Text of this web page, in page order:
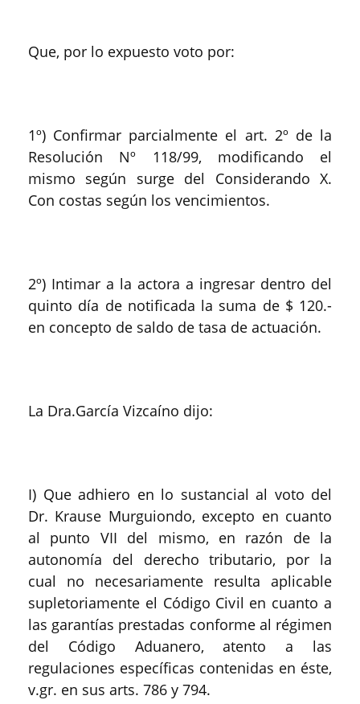
Que, por lo expuesto voto por:
1º) Confirmar parcialmente el art. 2º de la
Resolución Nº 118/99, modificando el
mismo según surge del Considerando X.
Con costas según los vencimientos.
2º) Intimar a la actora a ingresar dentro del
quinto día de notificada la suma de $ 120.-
en concepto de saldo de tasa de actuación.
La Dra.García Vizcaíno dijo:
I) Que adhiero en lo sustancial al voto del
Dr. Krause Murguiondo, excepto en cuanto
al punto VII del mismo, en razón de la
autonomía del derecho tributario, por la
cual no necesariamente resulta aplicable
supletoriamente el Código Civil en cuanto a
las garantías prestadas conforme al régimen
del Código Aduanero, atento a las
regulaciones específicas contenidas en éste,
v.gr. en sus arts. 786 y 794.